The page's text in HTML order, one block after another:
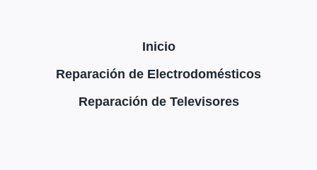
Inicio
Reparación de Electrodomésticos
Reparación de Televisores